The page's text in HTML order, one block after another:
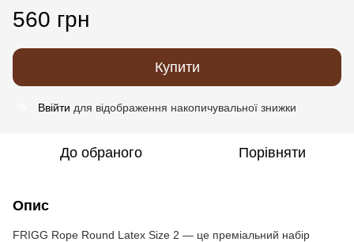
560 грн
Купити
Ввійти для відображення накопичувальної знижки
До обраного Порівняти
Опис
FRIGG Rope Round Latex Size 2 — це преміальний набір